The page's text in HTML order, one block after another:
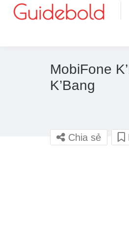
MobiFone
K’Bang
Chia sẻ